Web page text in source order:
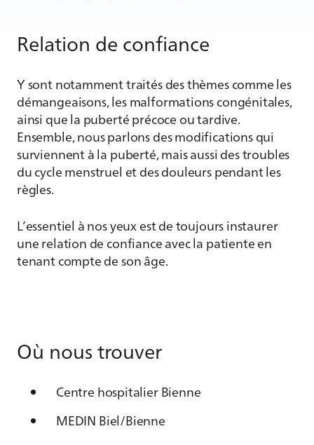
Relation de confiance
Y sont notamment traités des thèmes comme les
démangeaisons, les malformations congénitales,
ainsi que la puberté précoce ou tardive.
Ensemble, nous parlons des modifications qui
surviennent à la puberté, mais aussi des troubles
du cycle menstruel et des douleurs pendant les
règles.
L’essentiel à nos yeux est de toujours instaurer
une relation de confiance avec la patiente en
tenant compte de son âge.
Où nous trouver
Centre hospitalier Bienne
MEDIN Biel/Bienne